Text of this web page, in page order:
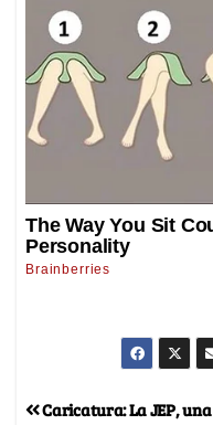
Caricatura: La JEP, una